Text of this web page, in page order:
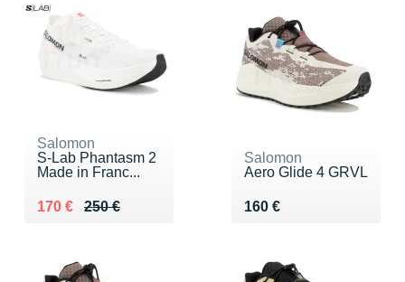
Salomon
S-Lab Phantasm 2
Made in Franc...
250 €
Au lieu de 250 €
170 €
Vendu 170 €
Salomon
Aero Glide 4 GRVL
160 €
Vendu 160 €